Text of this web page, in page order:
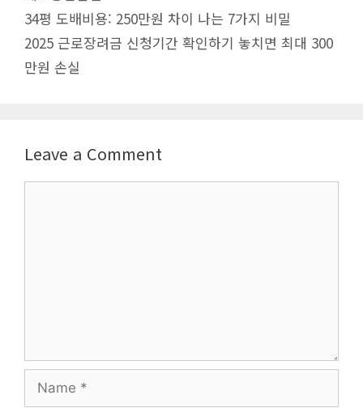
Post
navigation
34평 도배비용: 250만원 차이 나는 7가지 비밀
2025 근로장려금 신청기간 확인하기 놓치면 최대 300
만원 손실
Leave a Comment
Name